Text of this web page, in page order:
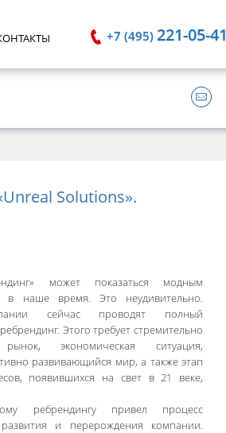
+7 (495) 221-05-41
Solutions».
может показаться модным
в наше время. Это неудивительно.
сейчас проводят полный
Этого требует стремительно
экономическая ситуация,
развивающийся мир, а также этап
появившихся на свет в 21 веке,
ребрендингу привел процесс
развития и перерождения компании.